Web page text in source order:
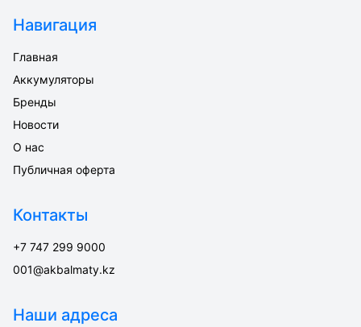
Навигация
Главная
Аккумуляторы
Бренды
Новости
О нас
Публичная оферта
Контакты
+7 747 299 9000
001@akbalmaty.kz
Наши адреса